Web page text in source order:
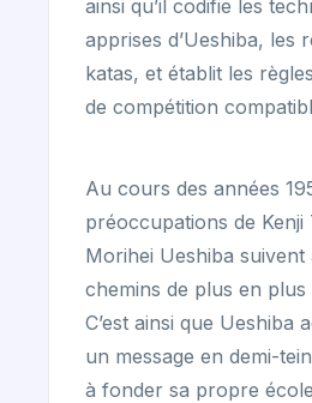
ainsi qu’il codifie les
apprises d’Ueshiba, les
katas, et établit les
de compétition
Au cours des années
préoccupations de Kenji
Morihei Ueshiba suivent
chemins de plus en plus
C’est ainsi que Ueshiba
un message en demi-
à fonder sa propre